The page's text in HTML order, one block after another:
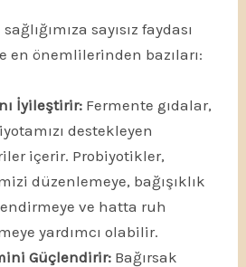
sayısız faydası
en önemlilerinden bazıları:
İyileştirir: Fermente gıdalar,
destekleyen
içerir. Probiyotikler,
düzenlemeye, bağışıklık
ve hatta ruh
yardımcı olabilir.
Güçlendirir: Bağırsak